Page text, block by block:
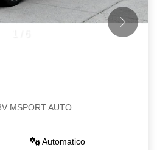
MSPORT AUTO
Automatico